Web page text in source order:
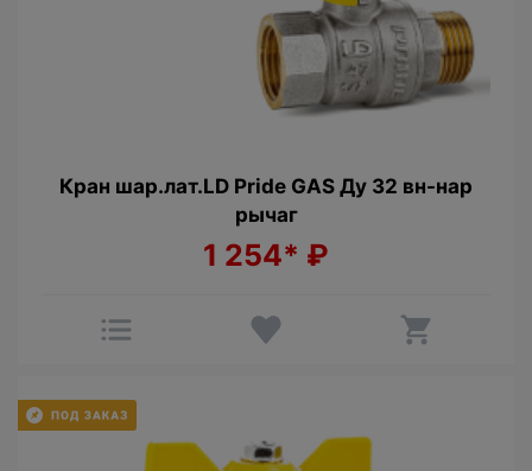
Кран шар.лат.LD Pride GAS Ду 32 вн-нар
рычаг
1 254* ₽